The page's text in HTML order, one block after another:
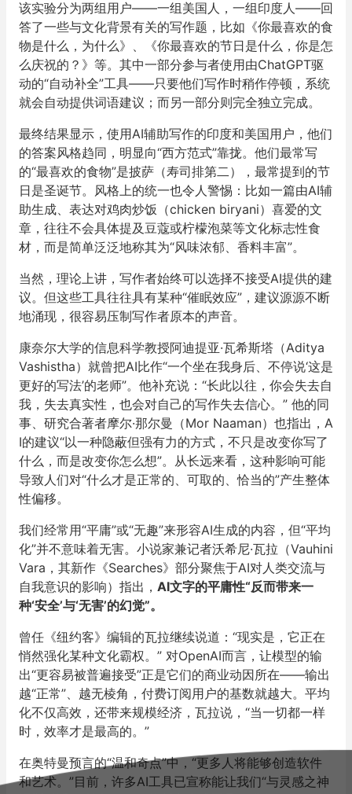
该实验分为两组用户——一组美国人，一组印度人——回
答了一些与文化背景有关的写作题，比如《你最喜欢的食
物是什么，为什么》、《你最喜欢的节日是什么，你是怎
么庆祝的？》等。其中一部分参与者使用由ChatGPT驱
动的“自动补全”工具——只要他们写作时稍作停顿，系统
就会自动提供词语建议；而另一部分则完全独立完成。
最终结果显示，使用AI辅助写作的印度和美国用户，他们
的答案风格趋同，明显向“西方范式”靠拢。他们最常写
的“最喜欢的食物”是披萨（寿司排第二），最常提到的节
日是圣诞节。风格上的统一也令人警惕：比如一篇由AI辅
助生成、表达对鸡肉炒饭（chicken biryani）喜爱的文
章，往往不会具体提及豆蔻或柠檬泡菜等文化标志性食
材，而是简单泛泛地称其为“风味浓郁、香料丰富”。
当然，理论上讲，写作者始终可以选择不接受AI提供的建
议。但这些工具往往具有某种“催眠效应”，建议源源不断
地涌现，很容易压制写作者原本的声音。
康奈尔大学的信息科学教授阿迪提亚·瓦希斯塔（Aditya
Vashistha）就曾把AI比作“一个坐在我身后、不停说‘这是
更好的写法’的老师”。他补充说：“长此以往，你会失去自
我，失去真实性，也会对自己的写作失去信心。” 他的同
事、研究合著者摩尔·那尔曼（Mor Naaman）也指出，A
I的建议“以一种隐蔽但强有力的方式，不只是改变你写了
什么，而是改变你怎么想”。从长远来看，这种影响可能
导致人们对“什么才是正常的、可取的、恰当的”产生整体
性偏移。
我们经常用“平庸”或“无趣”来形容AI生成的内容，但“平均
化”并不意味着无害。小说家兼记者沃希尼·瓦拉（Vauhini
Vara，其新作《Searches》部分聚焦于AI对人类交流与
自我意识的影响）指出， AI文字的平庸性“反而带来一
种‘安全’与‘无害’的幻觉”。
曾任《纽约客》编辑的瓦拉继续说道：“现实是，它正在
悄然强化某种文化霸权。” 对OpenAI而言，让模型的输
出“更容易被普遍接受”正是它们的商业动因所在——输出
越“正常”、越无棱角，付费订阅用户的基数就越大。平均
化不仅高效，还带来规模经济，瓦拉说，“当一切都一样
时，效率才是最高的。”
在奥特曼预言的“温和奇点”中，“更多人将能够创造软件
和艺术。”目前，许多AI工具已宣称能让我们“与灵感之神